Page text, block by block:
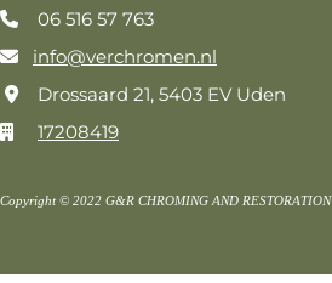
 06 516 57 763
 info@verchromen.nl
Drossaard 21, 5403 EV Uden
 17208419
Copyright © 2022 G&R CHROMING AND RESTORATION